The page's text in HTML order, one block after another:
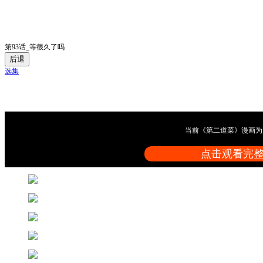
第93话_等很久了吗
后退
选集
当前《第二道菜》漫画为
点击观看完